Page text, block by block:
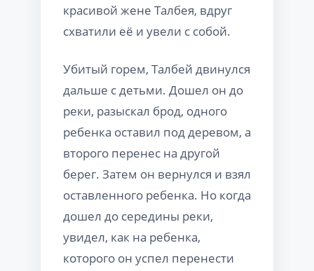
красивой жене Талбея, вдруг
схватили её и увели с собой.
Убитый горем, Талбей двинулся
дальше с детьми. Дошел он до
реки, разыскал брод, одного
ребенка оставил под деревом, а
второго перенес на другой
берег. Затем он вернулся и взял
оставленного ребенка. Но когда
дошел до середины реки,
увидел, как на ребенка,
которого он успел перенести